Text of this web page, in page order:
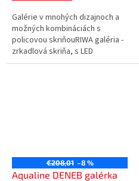
Galérie v mnohých dizajnoch a
možných kombináciách s
policovou skriňouRIWA galéria -
zrkadlová skriňa, s LED
osvetlením a bezdotykovým
€208,01 –8 %
Aqualine DENEB galérka